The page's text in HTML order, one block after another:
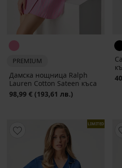
PREMIUM
Дамска нощница Ralph
Lauren Cotton Sateen къса
98,99 € (193,61 лв.)
LIMITED